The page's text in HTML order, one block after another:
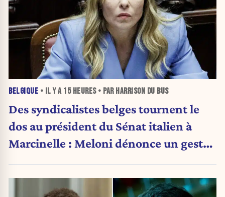
BELGIQUE • IL Y A 15 HEURES• PAR HARRISON DU BUS
Des syndicalistes belges tournent le
dos au président du Sénat italien à
Marcinelle : Meloni dénonce un geste